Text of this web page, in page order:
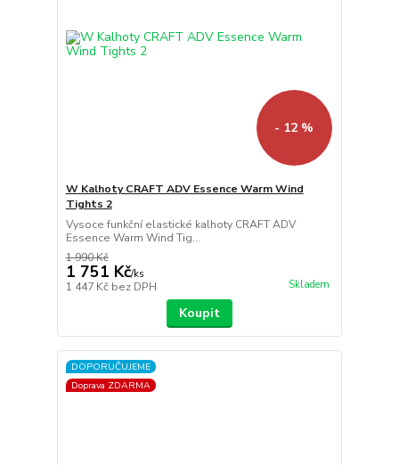
- 12 %
W Kalhoty CRAFT ADV Essence Warm Wind
Tights 2
Vysoce funkční elastické kalhoty CRAFT ADV
Essence Warm Wind Tig...
1 990 Kč
1 751 Kč/ks
1 447 Kč bez DPH Skladem
Koupit
DOPORUČUJEME
Doprava ZDARMA